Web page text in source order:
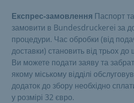
Експрес-замовлення Паспорт
замовити в Bundesdruckerei за
процедури. Час обробки (від
доставки) становить від трьох
Ви можете подати заяву та
якому міському відділі
додаток до збору необхідно
у розмірі 32 євро.